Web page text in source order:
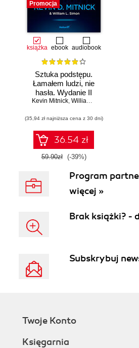
Promocja
książka ebook audiobook
Sztuka podstępu.
Łamałem ludzi, nie
hasła. Wydanie II
Kevin Mitnick, William L. Simon
(35,94 zł najniższa cena z 30 dni)
36.54 zł
59.90zł (-39%)
Program
więcej »
Brak książki? -
Subskrybuj
Twoje Konto
Księgarnia